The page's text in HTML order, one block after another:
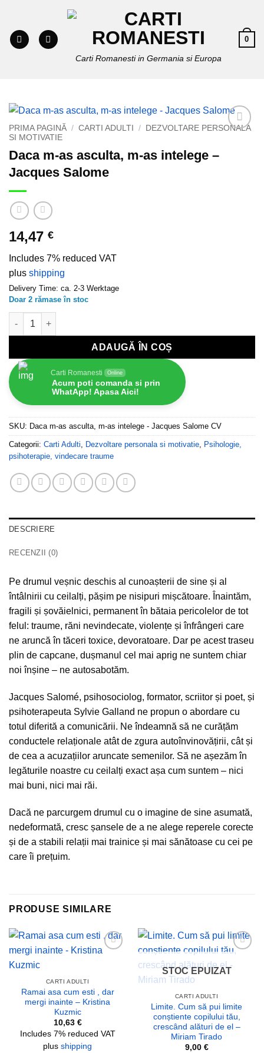
content
Carti Romanesti in Germania si Europa
0
PRIMA PAGINĂ / CARTI ADULTI /
DEZVOLTARE PERSONALA
SI MOTIVATIE
Daca m-as asculta, m-as intelege –
Jacques Salome
14,47 €
Includes 7% reduced VAT
plus shipping
Delivery Time: ca. 2-3 Werktage
Doar 2 rămase în stoc
Cantitate Daca m-as asculta, m-as intelege - Jacques Salome
ADAUGĂ ÎN COȘ
Carti Romanesti Online
Acum poti comanda si prin
WhatApp! Apasa Aici!
SKU: Daca m-as asculta, m-as intelege - Jacques Salome CV
Categorii: Carti Adulti, Dezvoltare personala si motivatie, Psihologie,
psihoterapie, vindecare traume
DESCRIERE
RECENZII (0)
Pe drumul veșnic deschis al cunoașterii de sine și al
întâlnirii cu ceilalți, pășim pe nisipuri mișcătoare. Înaintăm,
fragili și șovăielnici, permanent în bătaia pericolelor de tot
felul: traume, răni nevindecate, violențe și înfrângeri care
ne aruncă în tăceri toxice, devoratoare. Dar pe acest traseu
plin de capcane, dușmanul cel mai aprig ne suntem chiar
noi înșine – ne autosabotăm.
Jacques Salomé, psihosociolog, formator, scriitor și poet, și
psihoterapeuta Sylvie Galland ne propun o abordare cu
totul diferită a comunicării. Ne îndeamnă să ne curățăm
conductele relaționale atât de zgura autoînvinovățirii, cât și
de cea a acuzațiilor aruncate semenilor. Să ne așezăm în
legăturile noastre cu ceilalți exact așa cum suntem – nici
mai buni, nici mai răi.
Dacă ne parcurgem drumul cu o imagine de sine asumată,
nedeformată, cresc șansele de a ne alege reperele corecte
și de a stabili relații mai trainice și mai sănătoase cu cei pe
care îi prețuim.
PRODUSE SIMILARE
CARTI ADULTI
Ramai asa cum esti , dar
mergi inainte – Kristina
Kuzmic
10,63 €
Includes 7% reduced VAT
plus shipping
wishlist
STOC EPUIZAT
CARTI ADULTI
Limite. Cum să pui limite
conștiente copilului tău,
crescând alături de el –
Miriam Tirado
9,00 €